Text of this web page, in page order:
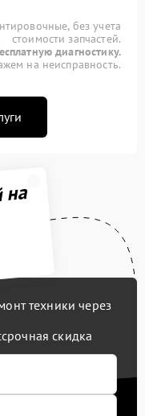
без учета
стоимости запчастей.
диагностику.
на неисправность.
техники через
скидка